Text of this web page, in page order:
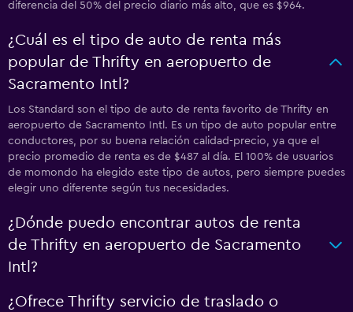
diferencia del 50% del precio diario más alto, que es $964.
¿Cuál es el tipo de auto de renta más
popular de Thrifty en aeropuerto de
Sacramento Intl?
Los Standard son el tipo de auto de renta favorito de Thrifty en
aeropuerto de Sacramento Intl. Es un tipo de auto popular entre
conductores, por su buena relación calidad-precio, ya que el
precio promedio de renta es de $487 al día. El 100% de usuarios
de momondo ha elegido este tipo de autos, pero siempre puedes
elegir uno diferente según tus necesidades.
¿Dónde puedo encontrar autos de renta
de Thrifty en aeropuerto de Sacramento
Intl?
¿Ofrece Thrifty servicio de traslado o